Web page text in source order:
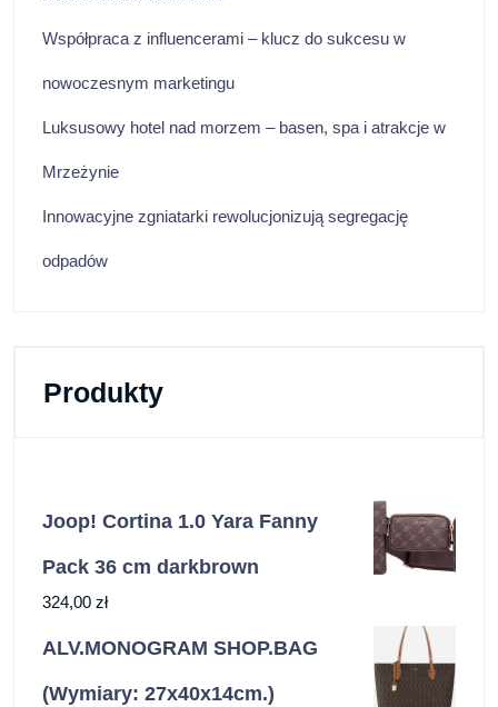
Współpraca z influencerami – klucz do sukcesu w
nowoczesnym marketingu
Luksusowy hotel nad morzem – basen, spa i atrakcje w
Mrzeżynie
Innowacyjne zgniatarki rewolucjonizują segregację
odpadów
Produkty
Joop! Cortina 1.0 Yara Fanny
Pack 36 cm darkbrown
324,00 zł
ALV.MONOGRAM SHOP.BAG
(Wymiary: 27x40x14cm.)